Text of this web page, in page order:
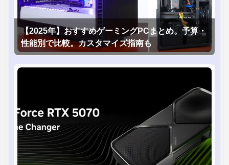
【2025年】おすすめゲーミングPCまとめ。予算・
性能別で比較。カスタマイズ指南も